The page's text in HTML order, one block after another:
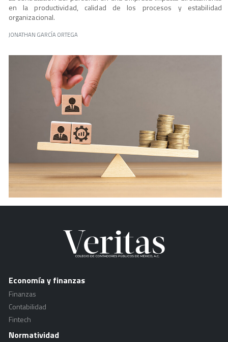
en la productividad, calidad de los procesos y estabilidad
organizacional.
JONATHAN GARCÍA ORTEGA
Economía y finanzas
Finanzas
Contabilidad
Fintech
Normatividad